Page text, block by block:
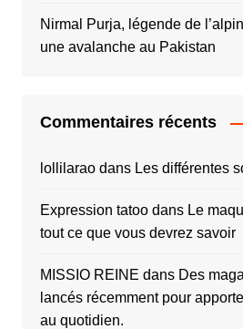
Nirmal Purja, légende de
une avalanche au Pakistan
Commentaires récents
lollilaraodans Les différentes
Expression tatoodans Le
tout ce que vous devrez savoir
MISSIO REINE dans Des
lancés récemment pour
au quotidien.